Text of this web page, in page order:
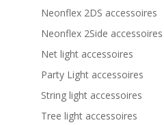
Neonflex 2DS accessoires
Neonflex 2Side accessoires
Net light accessoires
Party Light accessoires
String light accessoires
Tree light accessoires